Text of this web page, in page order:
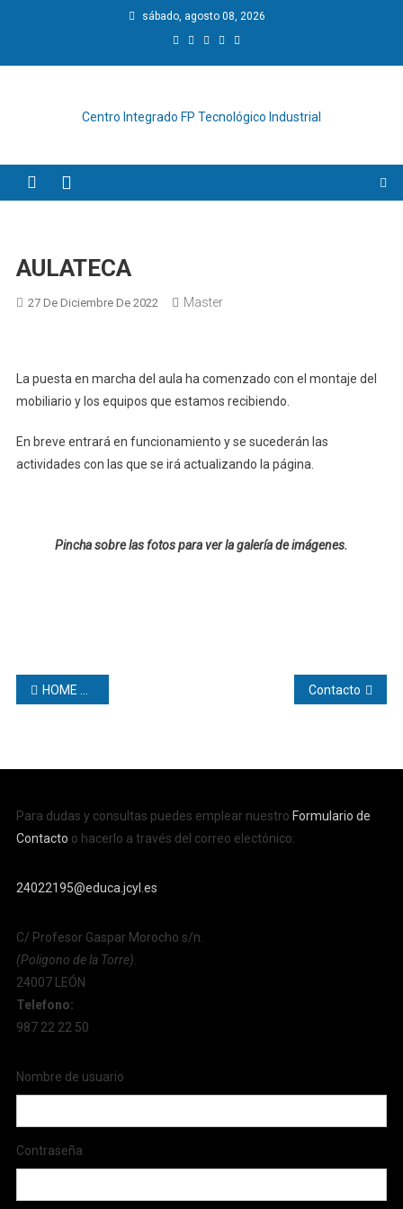
sábado, agosto 08, 2026
Centro Integrado FP Tecnológico Industrial
AULATECA
27 De Diciembre De 2022 Master
La puesta en marcha del aula ha comenzado con el montaje del
mobiliario y los equipos que estamos recibiendo.
En breve entrará en funcionamiento y se sucederán las
actividades con las que se irá actualizando la página.
Pincha sobre las fotos para ver la galería de imágenes.
Navegación
entradas
HOME PAGE Contacto
Para dudas y consultas puedes emplear nuestro Formulario de
Contacto o hacerlo a través del correo electónico:
24022195@educa.jcyl.es
C/ Profesor Gaspar Morocho s/n.
(Poligono de la Torre).
24007 LEÓN
Telefono:
987 22 22 50
Nombre de usuario
Contraseña